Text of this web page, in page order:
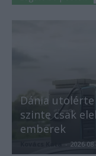
Dánia
szinte csak
emberek
- 2026-